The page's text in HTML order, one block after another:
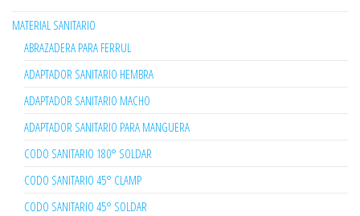
MATERIAL SANITARIO
ABRAZADERA PARA FERRUL
ADAPTADOR SANITARIO HEMBRA
ADAPTADOR SANITARIO MACHO
ADAPTADOR SANITARIO PARA MANGUERA
CODO SANITARIO 180° SOLDAR
CODO SANITARIO 45° CLAMP
CODO SANITARIO 45° SOLDAR